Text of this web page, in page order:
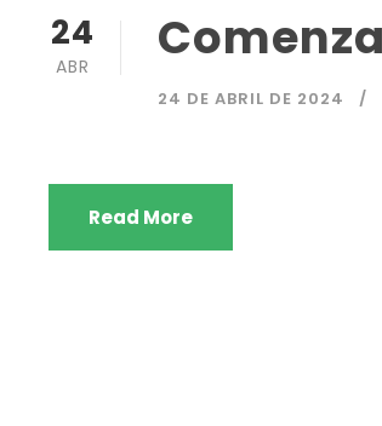
24
ABR
24 DE ABRIL DE 2024
Read More